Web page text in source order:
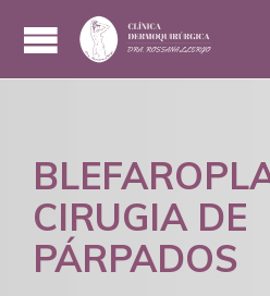
CIRUGIA DE
PÁRPADOS